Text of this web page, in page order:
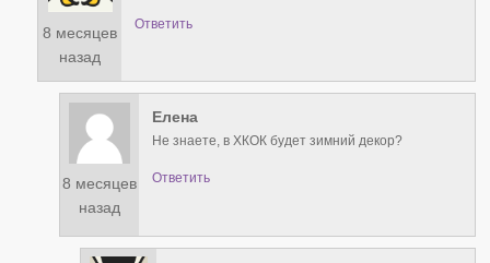
8 месяцев
назад
Ответить
8 месяцев
назад
Елена
Не знаете, в ХКОК будет зимний декор?
Ответить